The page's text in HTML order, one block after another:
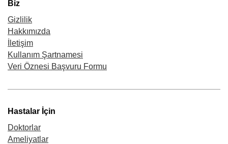
Biz
Gizlilik
Hakkımızda
İletişim
Kullanım Şartnamesi
Veri Öznesi Başvuru Formu
Hastalar İçin
Doktorlar
Ameliyatlar